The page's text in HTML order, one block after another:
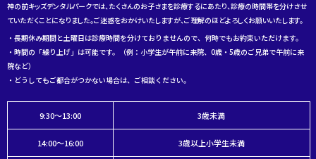
神の前キッズデンタルパークでは、たくさんのお子さまを診療するにあたり、診療の時間帯を分けさせ
ていただくことになりました。ご迷惑をおかけいたしますが、ご理解のほどよろしくお願いいたします。
・長期休み期間と土曜日は診療時間を分けておりませんので、何時でもお約束いただけます。
・時間の「繰り上げ」は可能です。（例：小学生が午前に来院、0歳・5歳のご兄弟で午前に来
院など）
・どうしてもご都合がつかない場合は、ご相談ください。
9:30～13:00
14:00～16:00
3歳未満
3歳以上小学生未満